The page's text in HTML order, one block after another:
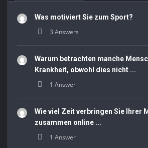
Was motiviert Sie zum Sport?
3 Answers
Warum betrachten manche
Krankheit, obwohl dies nicht ...
1 Answer
Wie viel Zeit verbringen Sie Ihrer
zusammen online ...
1 Answer